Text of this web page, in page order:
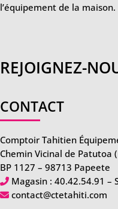
l’équipement de la maison.
REJOIGNEZ-
CONTACT
Comptoir Tahitien
Chemin Vicinal de Patutoa
BP 1127 – 98713 Papeete
Magasin : 40.42.54.91 –
contact@ctetahiti.com